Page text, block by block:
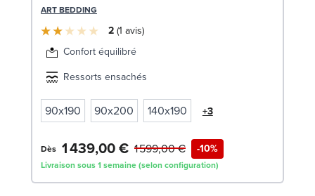
ART BEDDING
2 1 avis
Confort équilibré
Ressorts ensachés
90x190 90x200 140x190 +3
Dès 1 439,00 € -10%
1 599,00 €
Livraison sous 1 semaine (selon configuration)